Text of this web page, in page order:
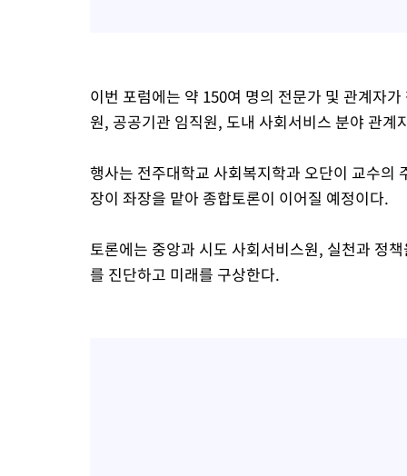
이번 포럼에는 약 150여 명의 전문가 및 관계자
원, 공공기관 임직원, 도내 사회서비스 분야 관계
행사는 전주대학교 사회복지학과 오단이 교수의
장이 좌장을 맡아 종합토론이 이어질 예정이다.
토론에는 중앙과 시도 사회서비스원, 실천과 정
를 진단하고 미래를 구상한다.